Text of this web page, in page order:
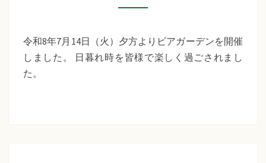
の
ビ
ア
令和8年7月14日（火）夕方よりビアガーデンを開催
しました。 日暮れ時を皆様で楽しく過ごされまし
た。